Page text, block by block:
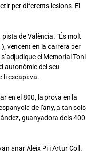
per diferents lesions. El
de València. “És molt
vencent en la carrera per
el Memorial Toni
autonòmic del seu
li escapava.
en el 800, la prova en la
de l’any, a tan sols
guanyadora dels 400
anar Aleix Pi i Artur Coll.